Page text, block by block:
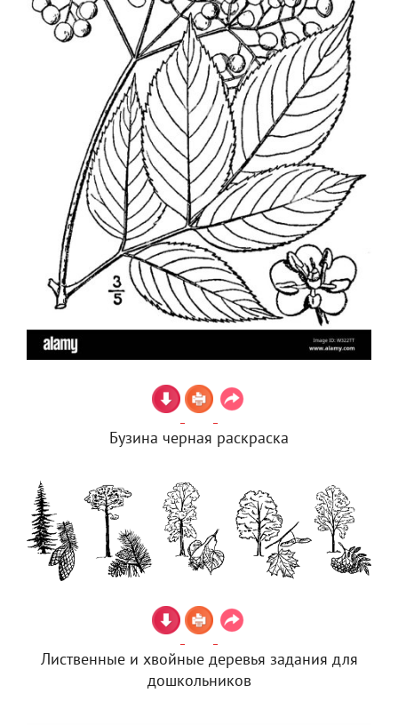
Бузина черная раскраска
Лиственные и хвойные деревья задания для
дошкольников